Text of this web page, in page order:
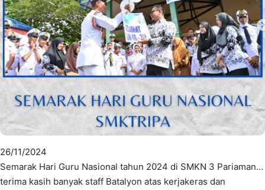
26/11/2024
Semarak Hari Guru Nasional tahun 2024 di SMKN 3 Pariaman…
terima kasih banyak staff Batalyon atas kerjakeras dan